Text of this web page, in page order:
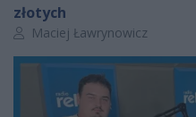
złotych
Autor artykułu:
Maciej Ławrynowicz